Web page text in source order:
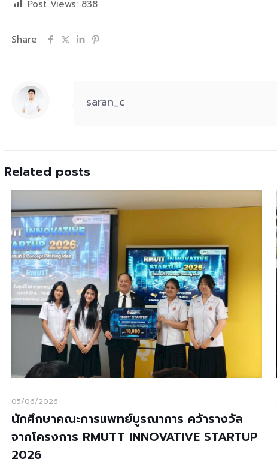
Post Views: 838
Share
saran_c
Related posts
05/06/2026
นักศึกษาคณะการแพทย์บูรณาการ คว้ารางวัล
จากโครงการ RMUTT INNOVATIVE STARTUP
2026